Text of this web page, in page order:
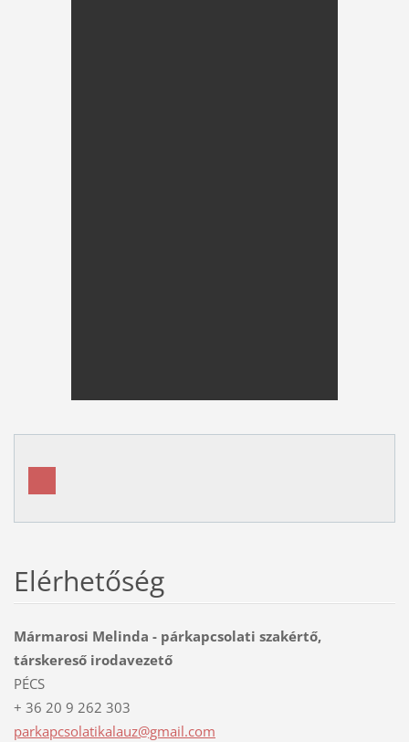
Elérhetőség
Mármarosi Melinda - párkapcsolati szakértő,
társkereső irodavezető
PÉCS
+ 36 20 9 262 303
parkapcsolatikalauz@gmail.com